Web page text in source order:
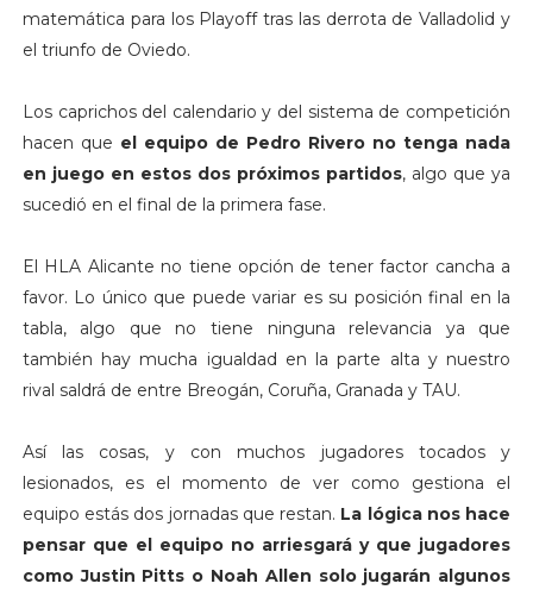
matemática para los Playoff tras las derrota de Valladolid y
el triunfo de Oviedo.
Los caprichos del calendario y del sistema de competición
hacen que el equipo de Pedro Rivero no tenga nada
en juego en estos dos próximos partidos, algo que ya
sucedió en el final de la primera fase.
El HLA Alicante no tiene opción de tener factor cancha a
favor. Lo único que puede variar es su posición final en la
tabla, algo que no tiene ninguna relevancia ya que
también hay mucha igualdad en la parte alta y nuestro
rival saldrá de entre Breogán, Coruña, Granada y TAU.
Así las cosas, y con muchos jugadores tocados y
lesionados, es el momento de ver como gestiona el
equipo estás dos jornadas que restan. La lógica nos hace
pensar que el equipo no arriesgará y que jugadores
como Justin Pitts o Noah Allen solo jugarán algunos